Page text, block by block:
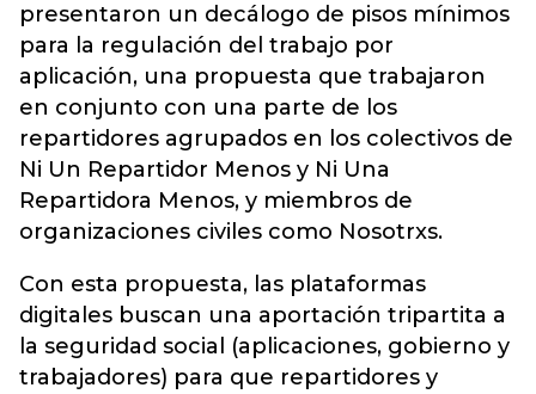
presentaron un decálogo de pisos mínimos
para la regulación del trabajo por
aplicación, una propuesta que trabajaron
en conjunto con una parte de los
repartidores agrupados en los colectivos de
Ni Un Repartidor Menos y Ni Una
Repartidora Menos, y miembros de
organizaciones civiles como Nosotrxs.
Con esta propuesta, las plataformas
digitales buscan una aportación tripartita a
la seguridad social (aplicaciones, gobierno y
trabajadores) para que repartidores y